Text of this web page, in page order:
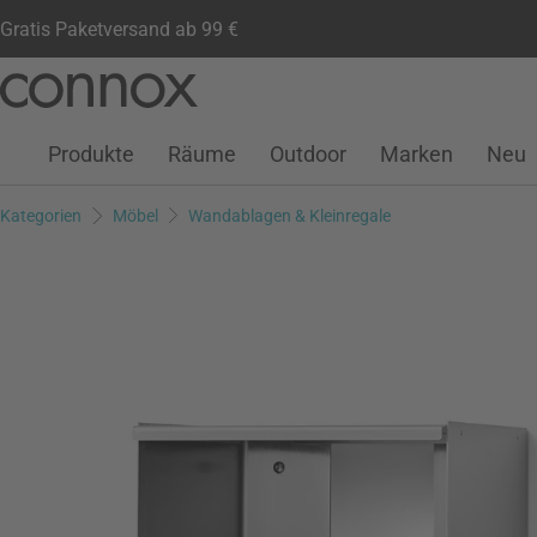
Gratis Paketversand ab 99 €
Seiteninhalt
Suchfeld
Kundenkonto
Wunschliste
Warenkorb
Produkte Räume Outdoor Marken Neu
Kategorien Möbel Wandablagen & Kleinregale